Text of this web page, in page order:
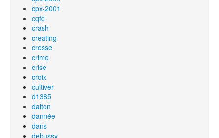
cpx-2001
cqfd
crash
creating
cresse
crime
crise
croix
cultiver
d1385
dalton
dannée
dans
debussy